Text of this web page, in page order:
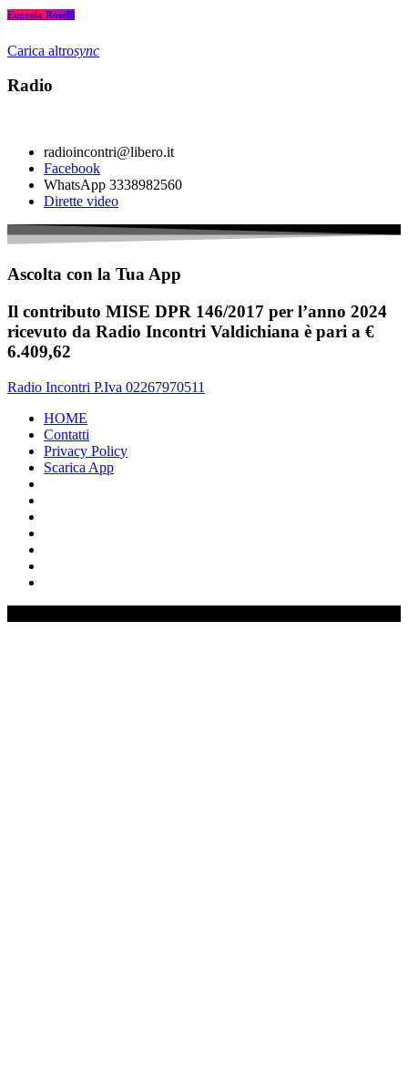
Eugenia Roselli
Carica altrosync
Radio
radioincontri@libero.it
Facebook
WhatsApp 3338982560
Dirette video
Ascolta con la Tua App
Il contributo MISE DPR 146/2017 per l’anno 2024
ricevuto da Radio Incontri Valdichiana è pari a €
6.409,62
Radio Incontri P.Iva 02267970511
HOME
Contatti
Privacy Policy
Scarica App